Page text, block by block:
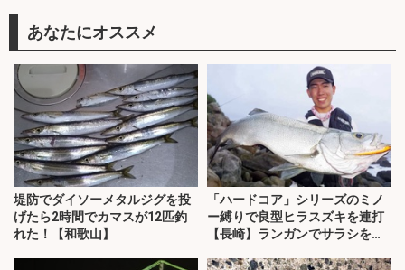
あなたにオススメ
堤防でダイソーメタルジグを投
げたら2時間でカマスが12匹釣
れた！【和歌山】
「ハードコア」シリーズのミノ
ー縛りで良型ヒラスズキを連打
【長崎】ランガンでサラシを攻